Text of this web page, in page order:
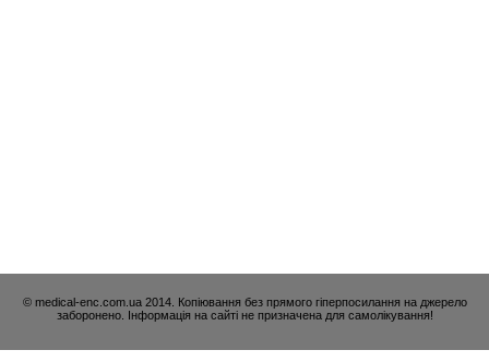
© medical-enc.com.ua 2014. Копіювання без прямого гіперпосилання на джерело
заборонено. Інформація на сайті не призначена для самолікування!